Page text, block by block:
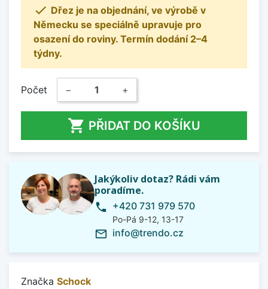
 Dřez je na objednání, ve výrobě v
Německu se speciálně upravuje pro
osazení do roviny. Termín dodání 2–4
týdny.
Počet − +
 PŘIDAT DO KOŠÍKU
Jakýkoliv dotaz? Rádi vám
poradíme.
phone +420 731 979 570
Po-Pá 9-12, 13-17
mail_outline info@trendo.cz
Značka Schock